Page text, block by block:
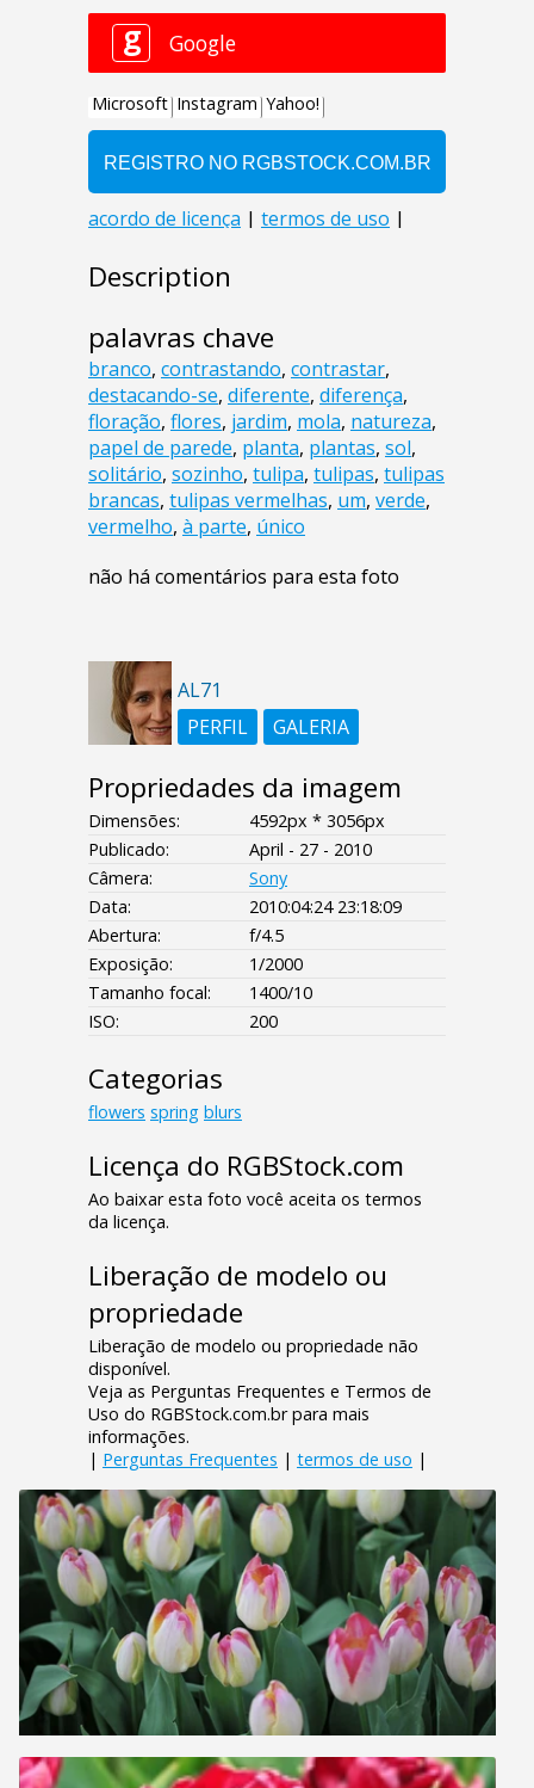
Description
palavras chave
branco, contrastando, contrastar,
destacando-se, diferente, diferença,
floração, flores, jardim, mola, natureza,
papel de parede, planta, plantas, sol,
solitário, sozinho, tulipa, tulipas, tulipas
brancas, tulipas vermelhas, um, verde,
vermelho, à parte, único
não há comentários para esta foto
AL71
PERFIL
GALERIA
Propriedades da imagem
Dimensões:
4592px * 3056px
Publicado:
April - 27 - 2010
Câmera:
Sony
Data:
2010:04:24 23:18:09
Abertura:
f/4.5
Exposição:
1/2000
Tamanho focal:
1400/10
ISO:
200
Categorias
flowers spring blurs
Licença do RGBStock.com
Ao baixar esta foto você aceita os termos
da licença.
Liberação de modelo ou
propriedade
Liberação de modelo ou propriedade não
disponível.
Veja as Perguntas Frequentes e Termos de
Uso do RGBStock.com.br para mais
informações.
| Perguntas Frequentes | termos de uso |